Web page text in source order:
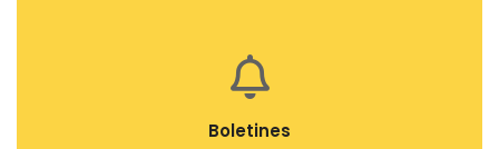
Boletines